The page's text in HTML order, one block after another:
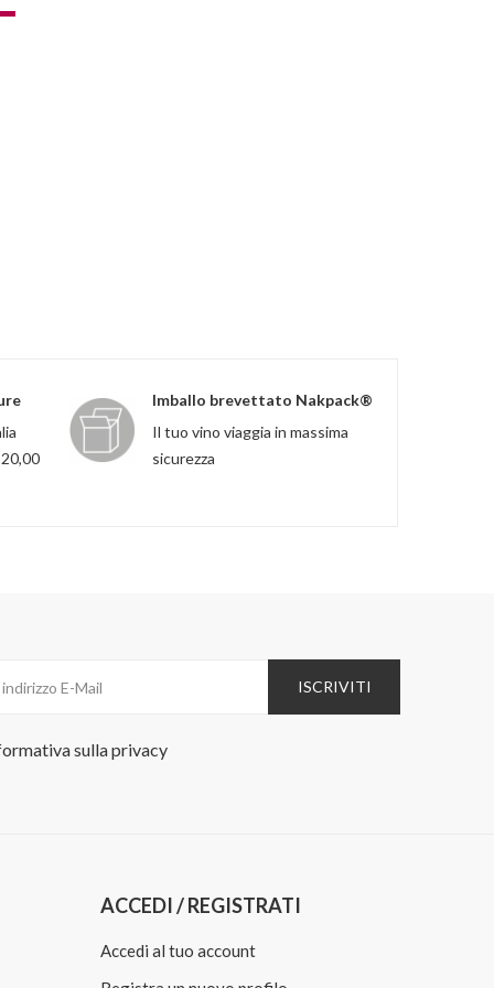
Imballo brevettato Nakpack®
Il tuo vino viaggia in massima
sicurezza
ISCRIVITI
sullaprivacy
ACCEDI / REGISTRATI
Accedi al tuo account